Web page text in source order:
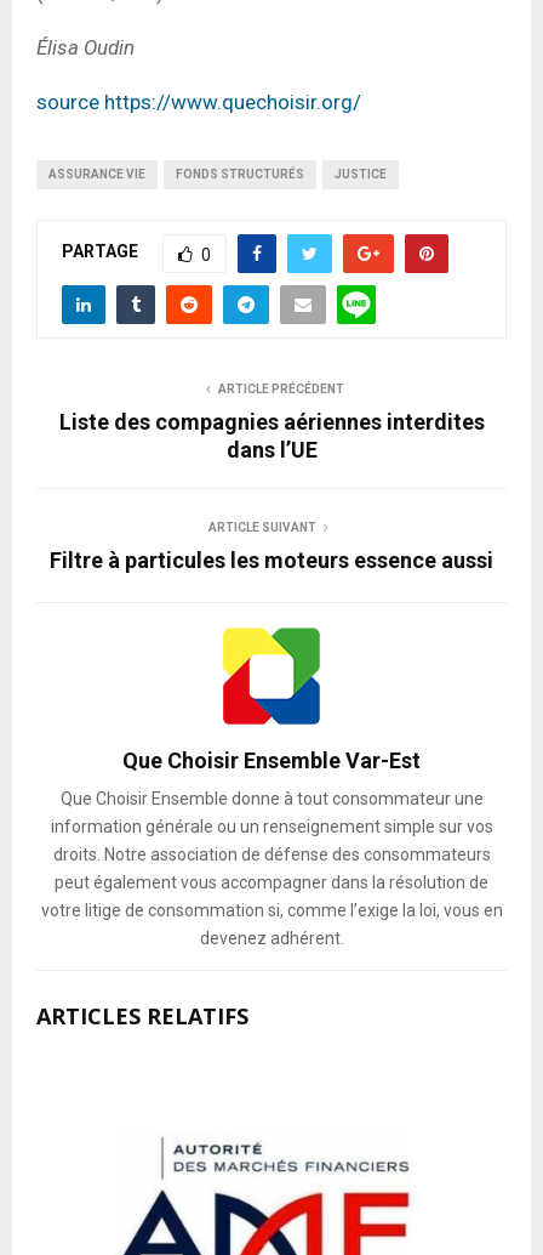
Élisa Oudin
source https://www.quechoisir.org/
ASSURANCE VIE FONDS STRUCTURÉS JUSTICE
PARTAGE 0
ARTICLE PRÉCÉDENT
Liste des compagnies aériennes interdites
dans l’UE
ARTICLE SUIVANT
Filtre à particules les moteurs essence aussi
Que Choisir Ensemble Var-Est
Que Choisir Ensemble donne à tout consommateur une
information générale ou un renseignement simple sur vos
droits. Notre association de défense des consommateurs
peut également vous accompagner dans la résolution de
votre litige de consommation si, comme l’exige la loi, vous en
devenez adhérent.
ARTICLES RELATIFS